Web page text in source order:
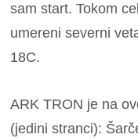
sam start. Tokom
umereni severni
18C.
ARK TRON je na
(jedini stranci):